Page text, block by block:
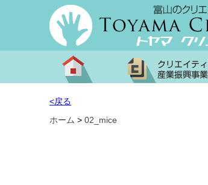
<戻る
ホーム > 02_mice